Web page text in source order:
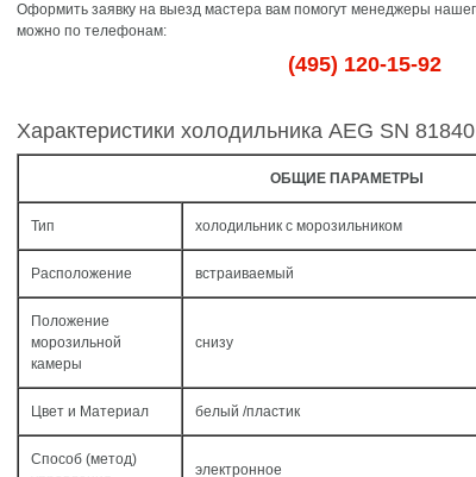
Оформить заявку на выезд мастера вам помогут менеджеры
можно по телефонам:
(495) 120-15-92
Характеристики холодильника AEG SN
ОБЩИЕ ПАРАМЕТРЫ
Тип холодильник с морозильником
Расположение встраиваемый
Положение
морозильной
камеры
снизу
Цвет и Материал белый /пластик
Способ (метод)
электронное